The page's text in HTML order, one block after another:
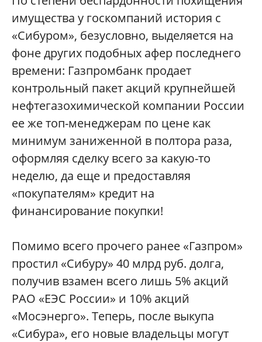
имущества у госкомпаний история с
«Сибуром», безусловно, выделяется на
фоне других подобных афер последнего
времени: Газпромбанк продает
контрольный пакет акций крупнейшей
нефтегазохимической компании России
ее же топ-менеджерам по цене как
минимум заниженной в полтора раза,
оформляя сделку всего за какую-то
неделю, да еще и предоставляя
«покупателям» кредит на
финансирование покупки!
Помимо всего прочего ранее «Газпром»
простил «Сибуру» 40 млрд руб. долга,
получив взамен всего лишь 5% акций
РАО «ЕЭС России» и 10% акций
«Мосэнерго». Теперь, после выкупа
«Сибура», его новые владельцы могут